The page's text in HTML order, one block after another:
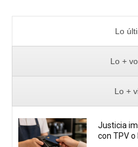
Lo
Lo +
Lo +
Justicia
con TPV o